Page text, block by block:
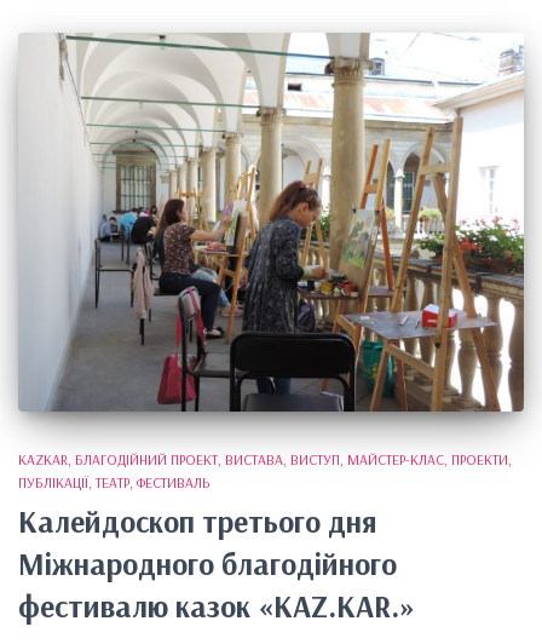
KAZKAR БЛАГОДІЙНИЙ ПРОЕКТ ВИСТАВА ВИСТУП МАЙСТЕР-КЛАС ПРОЕКТИ
ПУБЛІКАЦІЇ ТЕАТР ФЕСТИВАЛЬ
Калейдоскоп третього дня
Міжнародного благодійного
фестивалю казок «KAZ.KAR.»